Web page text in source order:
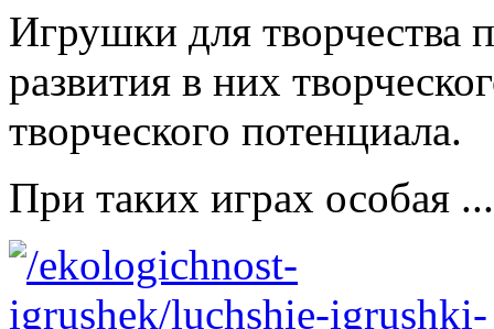
Игрушки для творчества
развития в них
творческого потенциала.
При таких играх особая ...